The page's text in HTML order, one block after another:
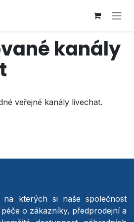
kanály
veřejné kanály livechat.
kterých si naše společnost
o zákazníky, předprodejní a